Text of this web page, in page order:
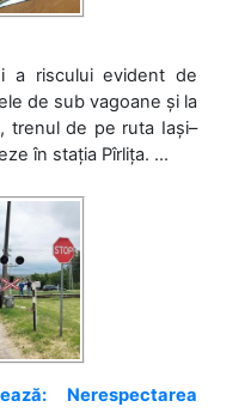
a riscului evident de
de sub vagoane și la
trenul de pe ruta Iași–
în stația Pîrlița. ...
Nerespectarea